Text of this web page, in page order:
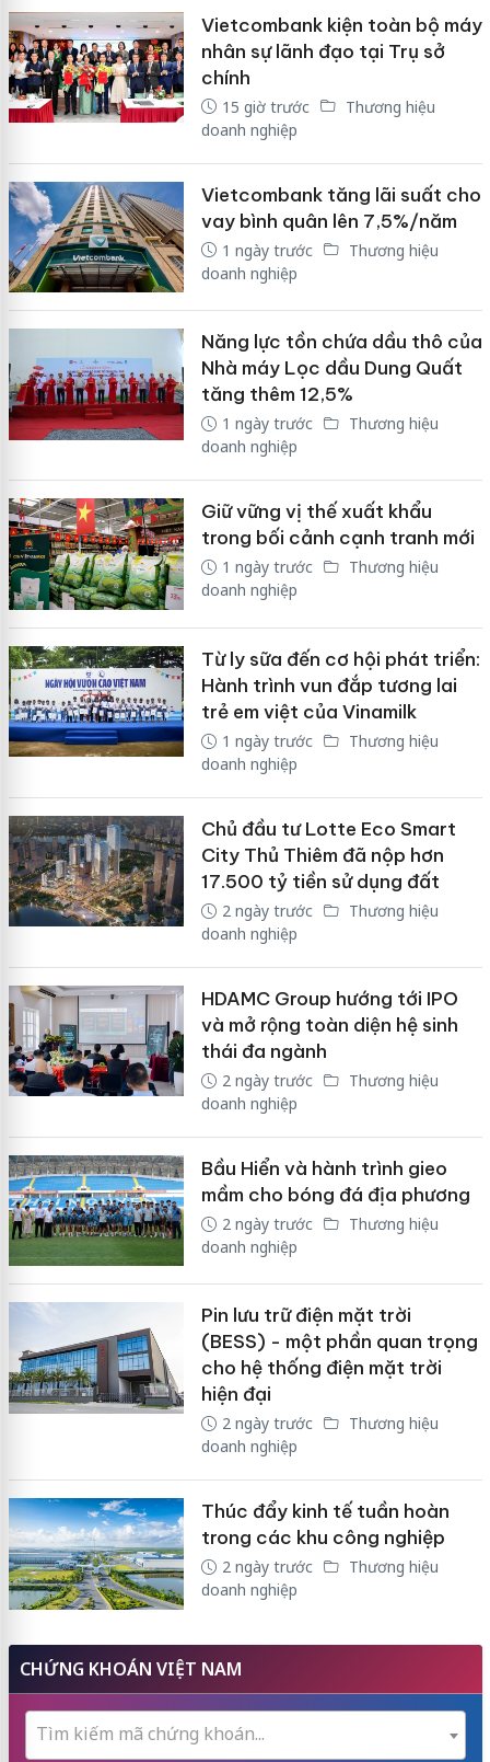
Vietcombank kiện toàn bộ máy
nhân sự lãnh đạo tại Trụ sở
chính
15 giờ trước
Thương hiệu
doanh nghiệp
Vietcombank tăng lãi suất cho
vay bình quân lên 7,5%/năm
1 ngày trước
Thương hiệu
doanh nghiệp
Năng lực tồn chứa dầu thô của
Nhà máy Lọc dầu Dung Quất
tăng thêm 12,5%
1 ngày trước
Thương hiệu
doanh nghiệp
Giữ vững vị thế xuất khẩu
trong bối cảnh cạnh tranh mới
1 ngày trước
Thương hiệu
doanh nghiệp
Từ ly sữa đến cơ hội phát triển:
Hành trình vun đắp tương lai
trẻ em việt của Vinamilk
1 ngày trước
Thương hiệu
doanh nghiệp
Chủ đầu tư Lotte Eco Smart
City Thủ Thiêm đã nộp hơn
17.500 tỷ tiền sử dụng đất
2 ngày trước
Thương hiệu
doanh nghiệp
HDAMC Group hướng tới IPO
và mở rộng toàn diện hệ sinh
thái đa ngành
2 ngày trước
Thương hiệu
doanh nghiệp
Bầu Hiển và hành trình gieo
mầm cho bóng đá địa phương
2 ngày trước
Thương hiệu
doanh nghiệp
Pin lưu trữ điện mặt trời
(BESS) - một phần quan trọng
cho hệ thống điện mặt trời
hiện đại
2 ngày trước
Thương hiệu
doanh nghiệp
Thúc đẩy kinh tế tuần hoàn
trong các khu công nghiệp
2 ngày trước
Thương hiệu
doanh nghiệp
CHỨNG KHOÁN VIỆT NAM
Tìm kiếm mã chứng khoán...